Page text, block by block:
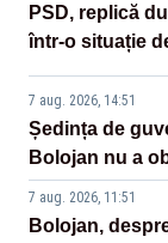
PSD, replică
într-o situație
7 aug. 2026, 14:51
Ședința de
Bolojan nu a
7 aug. 2026, 11:51
Bolojan,